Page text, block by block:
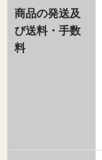
商品の発送及
び送料・手数
料